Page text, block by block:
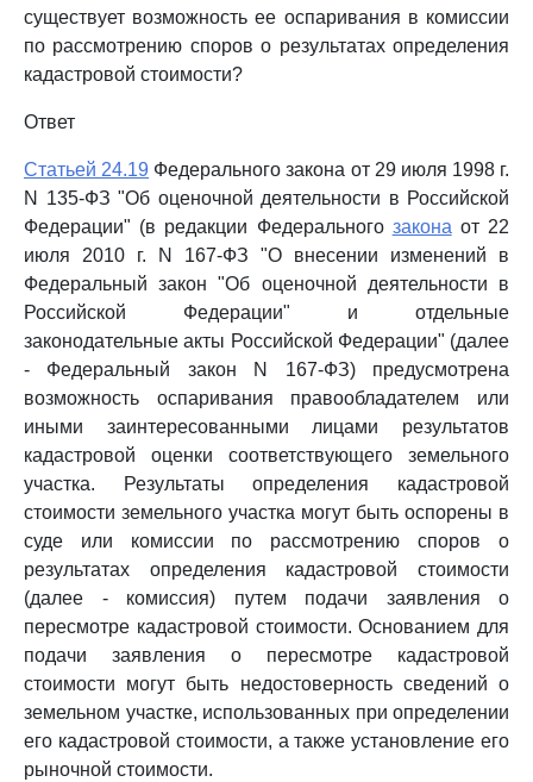
существует возможность ее оспаривания в комиссии
по рассмотрению споров о результатах определения
кадастровой стоимости?
Ответ
Статьей 24.19 Федерального закона от 29 июля 1998 г.
N 135-ФЗ "Об оценочной деятельности в Российской
Федерации" (в редакции Федерального закона от 22
июля 2010 г. N 167-ФЗ "О внесении изменений в
Федеральный закон "Об оценочной деятельности в
Российской Федерации" и отдельные
законодательные акты Российской Федерации" (далее
- Федеральный закон N 167-ФЗ) предусмотрена
возможность оспаривания правообладателем или
иными заинтересованными лицами результатов
кадастровой оценки соответствующего земельного
участка. Результаты определения кадастровой
стоимости земельного участка могут быть оспорены в
суде или комиссии по рассмотрению споров о
результатах определения кадастровой стоимости
(далее - комиссия) путем подачи заявления о
пересмотре кадастровой стоимости. Основанием для
подачи заявления о пересмотре кадастровой
стоимости могут быть недостоверность сведений о
земельном участке, использованных при определении
его кадастровой стоимости, а также установление его
рыночной стоимости.